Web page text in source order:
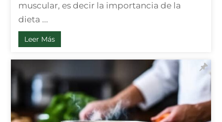
muscular, es decir la importancia de la
dieta ...
Leer Más